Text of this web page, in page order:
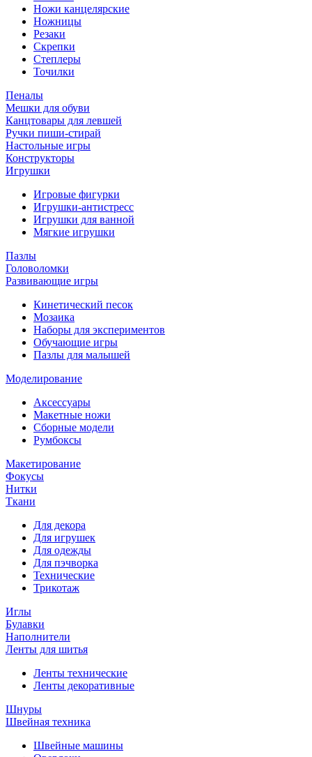
Ножи канцелярские
Ножницы
Резаки
Скрепки
Степлеры
Точилки
Пеналы
Мешки для обуви
Канцтовары для левшей
Ручки пиши-стирай
Настольные игры
Конструкторы
Игрушки
Игровые фигурки
Игрушки-антистресс
Игрушки для ванной
Мягкие игрушки
Пазлы
Головоломки
Развивающие игры
Кинетический песок
Мозаика
Наборы для экспериментов
Обучающие игры
Пазлы для малышей
Моделирование
Аксессуары
Макетные ножи
Сборные модели
Румбоксы
Макетирование
Фокусы
Нитки
Ткани
Для декора
Для игрушек
Для одежды
Для пэчворка
Технические
Трикотаж
Иглы
Булавки
Наполнители
Ленты для шитья
Ленты технические
Ленты декоративные
Шнуры
Швейная техника
Швейные машины